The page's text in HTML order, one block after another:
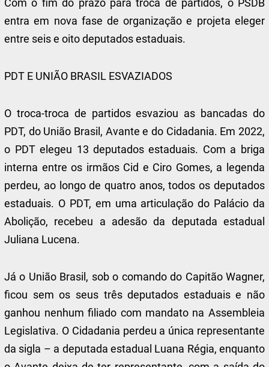
Com o fim do prazo para troca de partidos, o PSDB
entra em nova fase de organização e projeta eleger
entre seis e oito deputados estaduais.
PDT E UNIÃO BRASIL ESVAZIADOS
O troca-troca de partidos esvaziou as bancadas do
PDT, do União Brasil, Avante e do Cidadania. Em 2022,
o PDT elegeu 13 deputados estaduais. Com a briga
interna entre os irmãos Cid e Ciro Gomes, a legenda
perdeu, ao longo de quatro anos, todos os deputados
estaduais. O PDT, em uma articulação do Palácio da
Abolição, recebeu a adesão da deputada estadual
Juliana Lucena.
Já o União Brasil, sob o comando do Capitão Wagner,
ficou sem os seus três deputados estaduais e não
ganhou nenhum filiado com mandato na Assembleia
Legislativa. O Cidadania perdeu a única representante
da sigla – a deputada estadual Luana Régia, enquanto